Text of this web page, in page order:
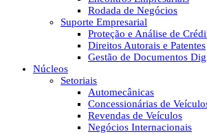
Rodada de Negócios
Suporte Empresarial
Proteção e Análise de
Direitos Autorais e Patentes
Gestão de Documentos
Núcleos
Setoriais
Automecânicas
Concessionárias de
Revendas de Veículos
Negócios Internacionais